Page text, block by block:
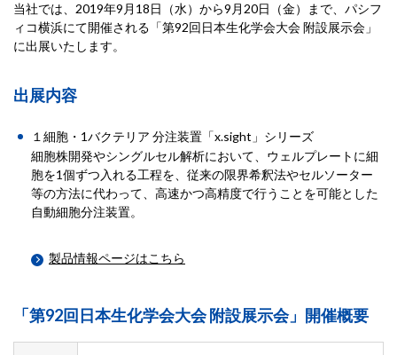
当社では、2019年9月18日（水）から9月20日（金）まで、パシフ
ィコ横浜にて開催される「第92回日本生化学会大会 附設展示会」
に出展いたします。
出展内容
１細胞・1バクテリア 分注装置「x.sight」シリーズ
細胞株開発やシングルセル解析において、ウェルプレートに細
胞を1個ずつ入れる工程を、従来の限界希釈法やセルソーター
等の方法に代わって、高速かつ高精度で行うことを可能とした
自動細胞分注装置。
製品情報ページはこちら
「第92回日本生化学会大会 附設展示会」開催概要